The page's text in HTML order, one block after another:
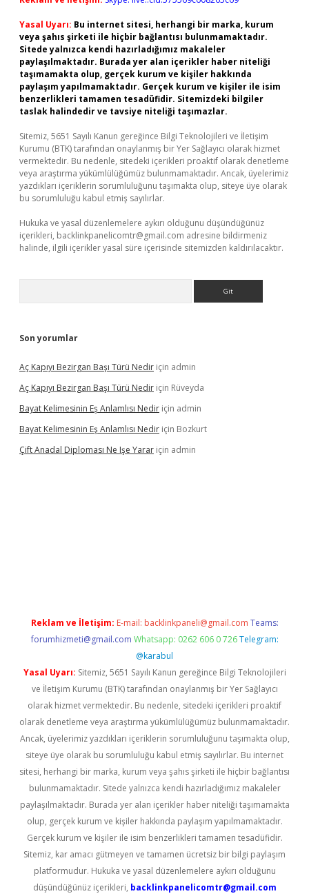
Yasal Uyarı: Bu internet sitesi, herhangi bir marka, kurum
veya şahıs şirketi ile hiçbir bağlantısı bulunmamaktadır.
Sitede yalnızca kendi hazırladığımız makaleler
paylaşılmaktadır. Burada yer alan içerikler haber niteliği
taşımamakta olup, gerçek kurum ve kişiler hakkında
paylaşım yapılmamaktadır. Gerçek kurum ve kişiler ile isim
benzerlikleri tamamen tesadüfidir. Sitemizdeki bilgiler
taslak halindedir ve tavsiye niteliği taşımazlar.
Sitemiz, 5651 Sayılı Kanun gereğince Bilgi Teknolojileri ve İletişim
Kurumu (BTK) tarafından onaylanmış bir Yer Sağlayıcı olarak hizmet
vermektedir. Bu nedenle, sitedeki içerikleri proaktif olarak denetleme
veya araştırma yükümlülüğümüz bulunmamaktadır. Ancak, üyelerimiz
yazdıkları içeriklerin sorumluluğunu taşımakta olup, siteye üye olarak
bu sorumluluğu kabul etmiş sayılırlar.
Hukuka ve yasal düzenlemelere aykırı olduğunu düşündüğünüz
içerikleri, backlinkpanelicomtr@gmail.com adresine bildirmeniz
halinde, ilgili içerikler yasal süre içerisinde sitemizden kaldırılacaktır.
Son yorumlar
Aç Kapıyı Bezirgan Başı Türü Nedir için admin
Aç Kapıyı Bezirgan Başı Türü Nedir için Rüveyda
Bayat Kelimesinin Eş Anlamlısı Nedir için admin
Bayat Kelimesinin Eş Anlamlısı Nedir için Bozkurt
Çift Anadal Diploması Ne Işe Yarar için admin
Reklam ve İletişim: E-mail: backlinkpaneli@gmail.com Teams:
forumhizmeti@gmail.com Whatsapp: 0262 606 0 726 Telegram:
@karabul
Yasal Uyarı: Sitemiz, 5651 Sayılı Kanun gereğince Bilgi Teknolojileri
ve İletişim Kurumu (BTK) tarafından onaylanmış bir Yer Sağlayıcı
olarak hizmet vermektedir. Bu nedenle, sitedeki içerikleri proaktif
olarak denetleme veya araştırma yükümlülüğümüz bulunmamaktadır.
Ancak, üyelerimiz yazdıkları içeriklerin sorumluluğunu taşımakta olup,
siteye üye olarak bu sorumluluğu kabul etmiş sayılırlar. Bu internet
sitesi, herhangi bir marka, kurum veya şahıs şirketi ile hiçbir bağlantısı
bulunmamaktadır. Sitede yalnızca kendi hazırladığımız makaleler
paylaşılmaktadır. Burada yer alan içerikler haber niteliği taşımamakta
olup, gerçek kurum ve kişiler hakkında paylaşım yapılmamaktadır.
Gerçek kurum ve kişiler ile isim benzerlikleri tamamen tesadüfidir.
Sitemiz, kar amacı gütmeyen ve tamamen ücretsiz bir bilgi paylaşım
platformudur. Hukuka ve yasal düzenlemelere aykırı olduğunu
düşündüğünüz içerikleri, backlinkpanelicomtr@gmail.com